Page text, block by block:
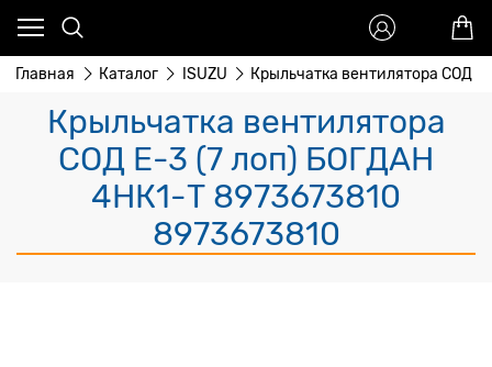
Главная Каталог ISUZU Крыльчатка вентилятора СОД
Крыльчатка вентилятора
СОД Е-3 (7 лоп) БОГДАН
4НК1-Т 8973673810
8973673810